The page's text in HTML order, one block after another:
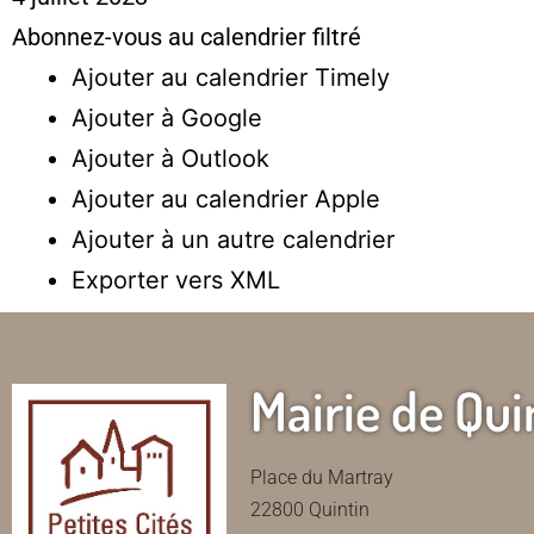
Abonnez-vous au calendrier filtré
Ajouter au calendrier Timely
Ajouter à Google
Ajouter à Outlook
Ajouter au calendrier Apple
Ajouter à un autre calendrier
Exporter vers XML
Mairie de
Place du Martray
22800 Quintin